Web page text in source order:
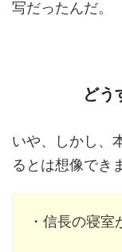
写だったんだ。
どう
いや、しかし、
るとは想像でき
・信長の寝室